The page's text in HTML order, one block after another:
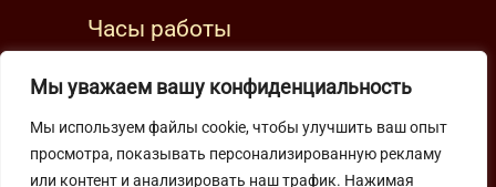
Мы уважаем вашу конфиденциальность
Мы используем файлы cookie, чтобы улучшить ваш опыт
просмотра, показывать персонализированную рекламу
или контент и анализировать наш трафик. Нажимая
Часы работы
будни: с 9:00 до 22:00
Подпишитесь на нашу рассылку